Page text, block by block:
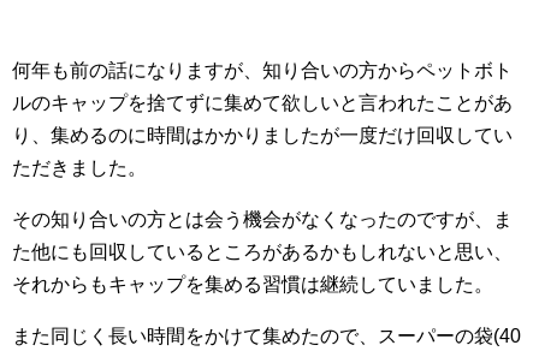
何年も前の話になりますが、知り合いの方からペットボト
ルのキャップを捨てずに集めて欲しいと言われたことがあ
り、集めるのに時間はかかりましたが一度だけ回収してい
ただきました。
その知り合いの方とは会う機会がなくなったのですが、ま
た他にも回収しているところがあるかもしれないと思い、
それからもキャップを集める習慣は継続していました。
また同じく長い時間をかけて集めたので、スーパーの袋(40